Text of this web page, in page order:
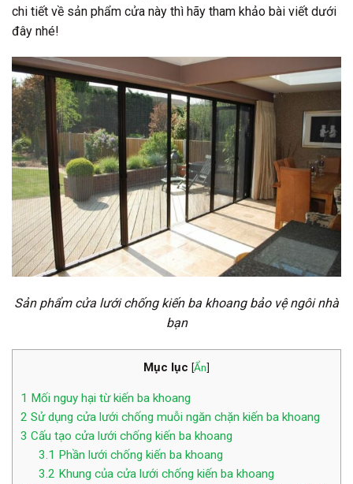
chi tiết về sản phẩm cửa này thì hãy tham khảo bài viết dưới
đây nhé!
Sản phẩm cửa lưới chống kiến ba khoang bảo vệ ngôi nhà
bạn
Mục lục [Ẩn]
1 Mối nguy hại từ kiến ba khoang
2 Sử dụng cửa lưới chống muỗi ngăn chặn kiến ba khoang
3 Cấu tạo cửa lưới chống kiến ba khoang
3.1 Phần lưới chống kiến ba khoang
3.2 Khung của cửa lưới chống kiến ba khoang